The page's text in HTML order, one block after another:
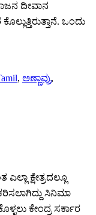
ದೀವಾನ
ಒಂದು
, ಅಣ್ಣಾವ್ರು,
ಕ್ಷೇತ್ರದಲ್ಲೂ
ಸಿನಿಮಾ
ಕೇಂದ್ರ ಸರ್ಕಾರ